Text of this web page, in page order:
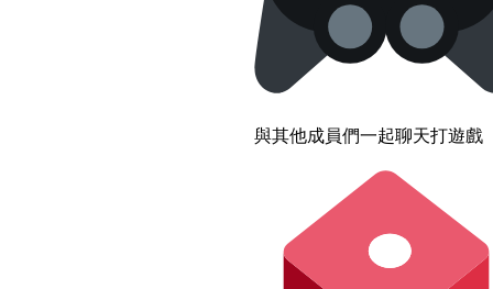
與其他成員們一起聊天打遊戲